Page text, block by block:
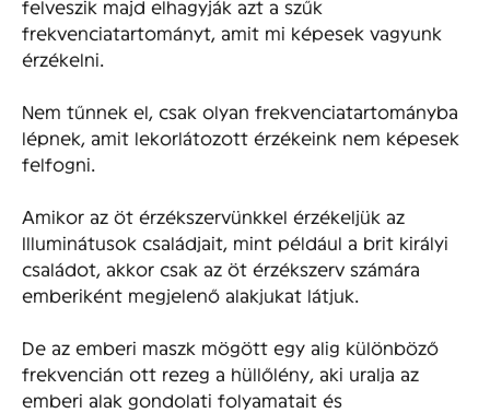
felveszik majd elhagyják azt a szűk
frekvenciatartományt, amit mi képesek vagyunk
érzékelni.
Nem tűnnek el, csak olyan frekvenciatartományba
lépnek, amit lekorlátozott érzékeink nem képesek
felfogni.
Amikor az öt érzékszervünkkel érzékeljük az
Illuminátusok családjait, mint például a brit királyi
családot, akkor csak az öt érzékszerv számára
emberiként megjelenő alakjukat látjuk.
De az emberi maszk mögött egy alig különböző
frekvencián ott rezeg a hüllőlény, aki uralja az
emberi alak gondolati folyamatait és